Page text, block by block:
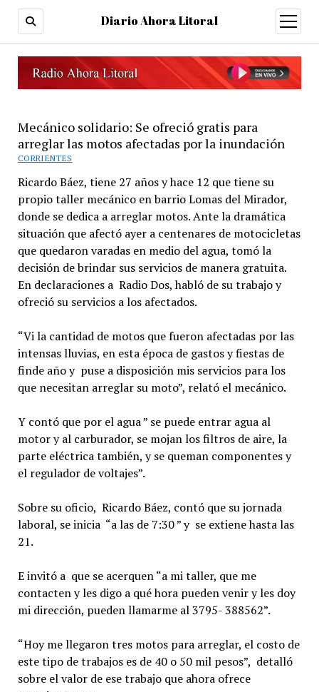
Diario Ahora Litoral
open
menu
Mecánico solidario: Se ofreció gratis para
arreglar las motos afectadas por la inundación
CORRIENTES
Ricardo Báez, tiene 27 años y hace 12 que tiene su
propio taller mecánico en barrio Lomas del Mirador,
donde se dedica a arreglar motos. Ante la dramática
situación que afectó ayer a centenares de motocicletas
que quedaron varadas en medio del agua, tomó la
decisión de brindar sus servicios de manera gratuita.
En declaraciones a Radio Dos, habló de su trabajo y
ofreció su servicios a los afectados.
“Vi la cantidad de motos que fueron afectadas por las
intensas lluvias, en esta época de gastos y fiestas de
finde año y puse a disposición mis servicios para los
que necesitan arreglar su moto”, relató el mecánico.
Y contó que por el agua ” se puede entrar agua al
motor y al carburador, se mojan los filtros de aire, la
parte eléctrica también, y se queman componentes y
el regulador de voltajes”.
Sobre su oficio, Ricardo Báez, contó que su jornada
laboral, se inicia “a las de 7:30 ” y se extiene hasta las
21.
E invitó a que se acerquen “a mi taller, que me
contacten y les digo a qué hora pueden venir y les doy
mi dirección, pueden llamarme al 3795- 388562”.
“Hoy me llegaron tres motos para arreglar, el costo de
este tipo de trabajos es de 40 o 50 mil pesos”, detalló
sobre el valor de ese trabajo que ahora ofrece